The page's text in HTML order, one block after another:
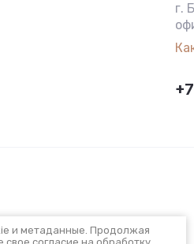
г.
и метаданные. Продолжая